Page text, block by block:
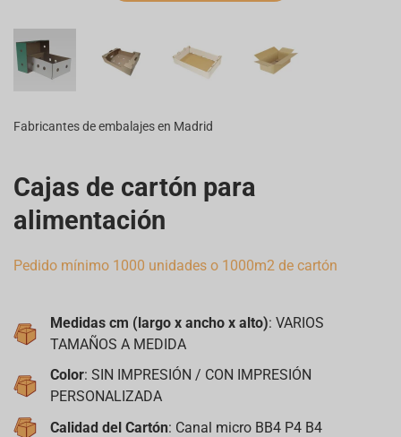
Fabricantes de embalajes en Madrid
Cajas de cartón para
alimentación
Pedido mínimo 1000 unidades o 1000m2 de cartón
Medidas cm (largo x ancho x alto): VARIOS
TAMAÑOS A MEDIDA
Color: SIN IMPRESIÓN / CON IMPRESIÓN
PERSONALIZADA
Calidad del Cartón: Canal micro BB4 P4 B4